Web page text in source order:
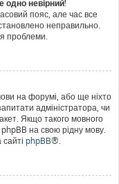
одно невірний!
пояс, але час все
неправильно.
проблеми.
на форумі, або ще ніхто
адміністратора, чи
Якщо такого мовного
на свою рідну мову.
phpBB®.